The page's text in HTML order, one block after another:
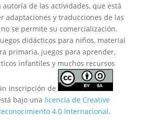
autoría de las actividades, que está
adaptaciones y traducciones de las
se permite su comercialización.
didácticos para niños, material
primaria, juegos para aprender,
infantiles y muchos recursos
inscripción de
bajo una licencia de Creative
4.0 Internacional.